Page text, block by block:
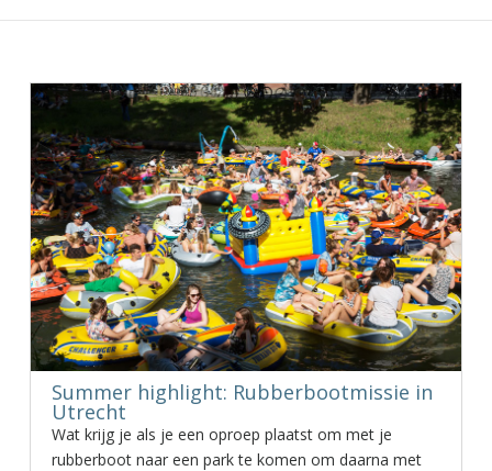
Summer highlight: Rubberbootmissie in
Utrecht
Wat krijg je als je een oproep plaatst om met je
rubberboot naar een park te komen om daarna met